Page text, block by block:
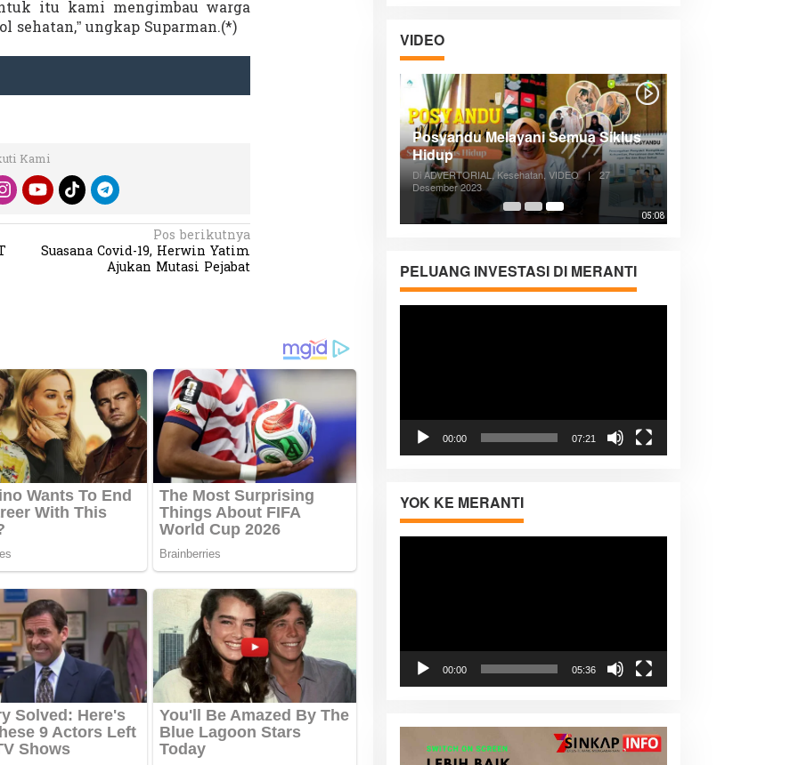
itu kami mengimbau warga
sehatan,” ungkap Suparman.(*)
Kami
Pos berikutnya
Suasana Covid-19, Herwin Yatim
Ajukan Mutasi Pejabat
VIDEO
Internasional
2024
05:08
Posyandu Melayani Semua Siklus
Hidup
Di ADVERTORIAL, Kesehatan, VIDEO |
27
Desember 2023
PELUANG INVESTASI DI MERANTI
00:00 07:21
YOK KE MERANTI
00:00 05:36